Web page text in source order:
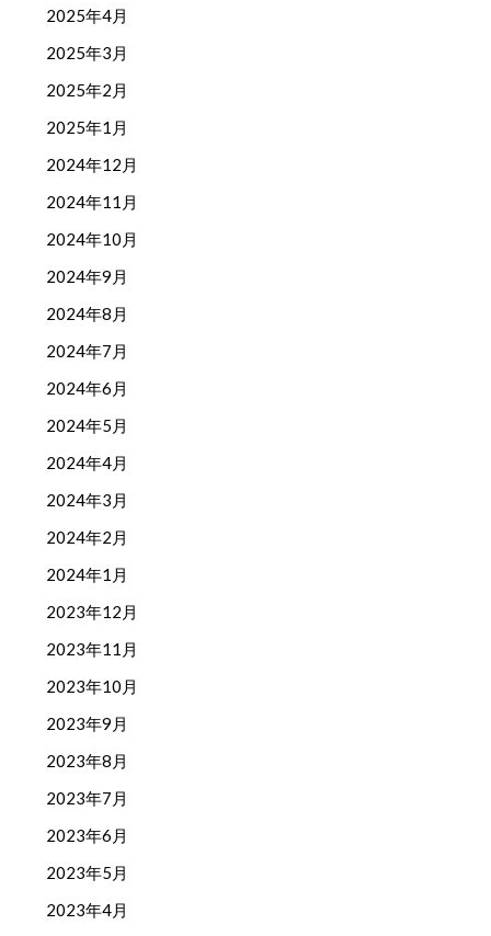
2025年4月
2025年3月
2025年2月
2025年1月
2024年12月
2024年11月
2024年10月
2024年9月
2024年8月
2024年7月
2024年6月
2024年5月
2024年4月
2024年3月
2024年2月
2024年1月
2023年12月
2023年11月
2023年10月
2023年9月
2023年8月
2023年7月
2023年6月
2023年5月
2023年4月